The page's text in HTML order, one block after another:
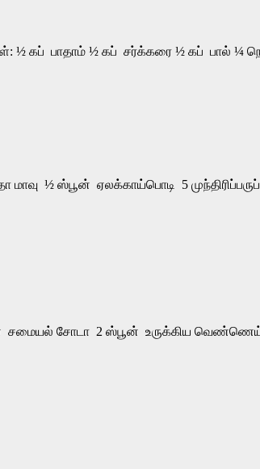
கப் பாதாம் ½ கப் சர்க்கரை ½ கப் பால் ¼
½ ஸ்பூன் ஏலக்காய்பொடி 5
சமையல் சோடா 2 ஸ்பூன் உருக்கிய